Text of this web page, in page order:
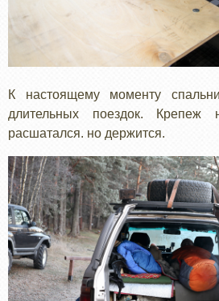
К настоящему моменту
длительных поездок. Крепеж
расшатался. но держится.